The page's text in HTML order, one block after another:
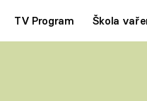
TV Program Škola